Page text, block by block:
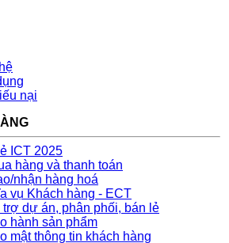
nại
ICT 2025
hàng và thanh toán
nhận hàng hoá
vụ Khách hàng - ECT
dự án, phân phối, bán lẻ
hành sản phẩm
mật thông tin khách hàng